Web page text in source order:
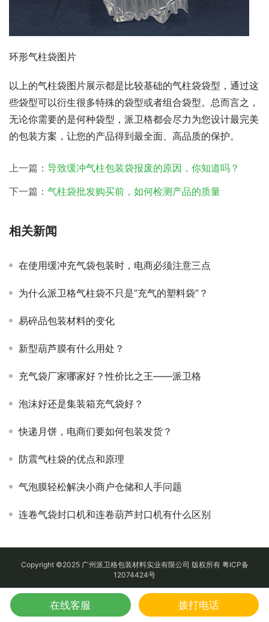
环形气柱袋图片
以上的气柱袋图片展示都是比较基础的气柱袋袋型，通过这
些袋型可以衍生很多特殊的袋型或者组合袋型。总而言之，
无论你需要的是何种袋型，派卫格都会尽力为您设计最完美
的包装方案，让您的产品得到最全面、高品质的保护。
上一篇： 导致缓冲气柱包装袋报废的原因，你知道吗？
下一篇： 气柱袋批发购买前，如何检测产品的质量
相关新闻
在使用缓冲充气袋包装时，电商必须注意三点
为什么派卫格气柱袋不只是”充气的塑料袋”？
易碎品包装材料的变化
新型葫芦膜有什么用处？
充气袋厂家哪家好？性价比之王——派卫格
泡沫好还是集装箱充气袋好？
快递月饼，电商们要如何包装发货？
防震气柱袋的优点和原理
气泡膜轻松解决小商户仓储和人手问题
连卷气袋封口机和连卷葫芦封口机有什么区别
Copyright ©2025 广州派卫格包装材料实业有限公司 版权所有 粤ICP备
12074424号
在线客服 拨打电话